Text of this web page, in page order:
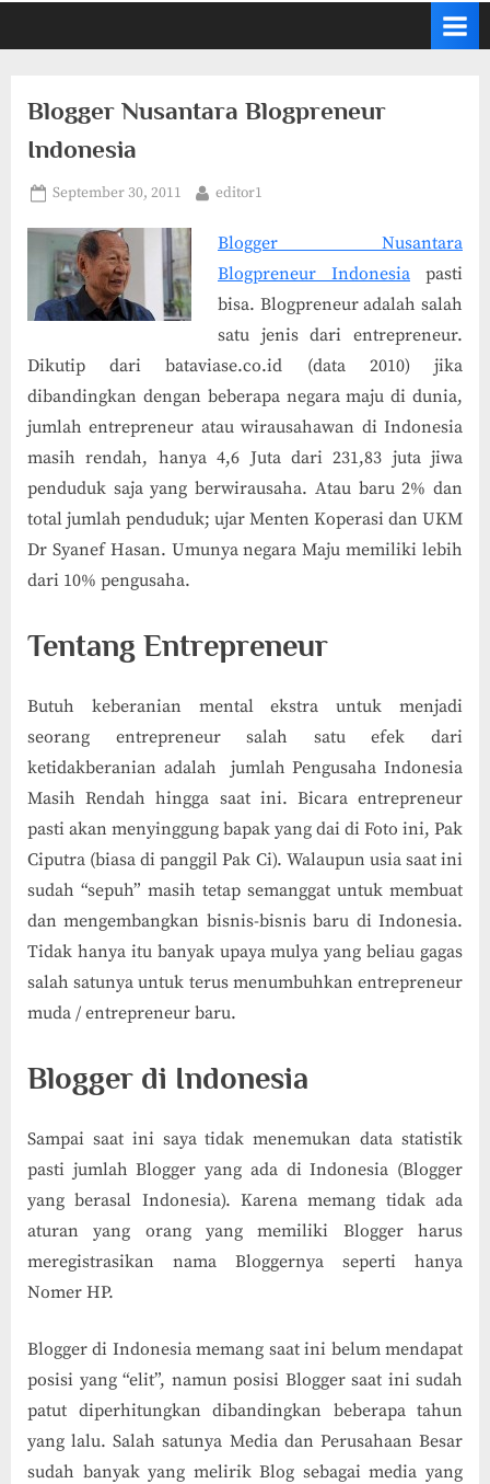
Blogger Nusantara Blogpreneur
Indonesia
Posted
September 30, 2011 By
editor1
Blogger Nusantara
Blogpreneur Indonesia pasti
bisa. Blogpreneur adalah salah
satu jenis dari entrepreneur.
Dikutip dari bataviase.co.id (data 2010) jika
dibandingkan dengan beberapa negara maju di dunia,
jumlah entrepreneur atau wirausahawan di Indonesia
masih rendah, hanya 4,6 Juta dari 231,83 juta jiwa
penduduk saja yang berwirausaha. Atau baru 2% dan
total jumlah penduduk; ujar Menten Koperasi dan UKM
Dr Syanef Hasan. Umunya negara Maju memiliki lebih
dari 10% pengusaha.
Tentang Entrepreneur
Butuh keberanian mental ekstra untuk menjadi
seorang entrepreneur salah satu efek dari
ketidakberanian adalah jumlah Pengusaha Indonesia
Masih Rendah hingga saat ini. Bicara entrepreneur
pasti akan menyinggung bapak yang dai di Foto ini, Pak
Ciputra (biasa di panggil Pak Ci). Walaupun usia saat ini
sudah “sepuh” masih tetap semanggat untuk membuat
dan mengembangkan bisnis-bisnis baru di Indonesia.
Tidak hanya itu banyak upaya mulya yang beliau gagas
salah satunya untuk terus menumbuhkan entrepreneur
muda / entrepreneur baru.
Blogger di Indonesia
Sampai saat ini saya tidak menemukan data statistik
pasti jumlah Blogger yang ada di Indonesia (Blogger
yang berasal Indonesia). Karena memang tidak ada
aturan yang orang yang memiliki Blogger harus
meregistrasikan nama Bloggernya seperti hanya
Nomer HP.
Blogger di Indonesia memang saat ini belum mendapat
posisi yang “elit”, namun posisi Blogger saat ini sudah
patut diperhitungkan dibandingkan beberapa tahun
yang lalu. Salah satunya Media dan Perusahaan Besar
sudah banyak yang melirik Blog sebagai media yang